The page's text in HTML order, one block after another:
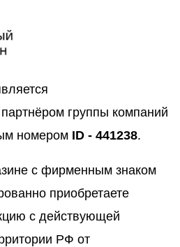
группы компаний
номером ID - 441238.
с фирменным знаком
приобретаете
с действующей
РФ от